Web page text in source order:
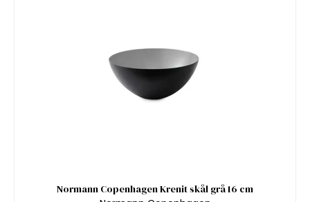
Normann Copenhagen Krenit skål grå 16 cm